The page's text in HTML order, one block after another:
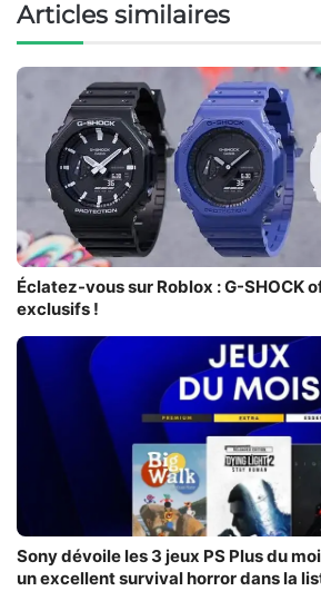
Articles similaires
Éclatez-vous sur Roblox : G-SHOCK
exclusifs !
Sony dévoile les 3 jeux PS Plus du
un excellent survival horror dans la